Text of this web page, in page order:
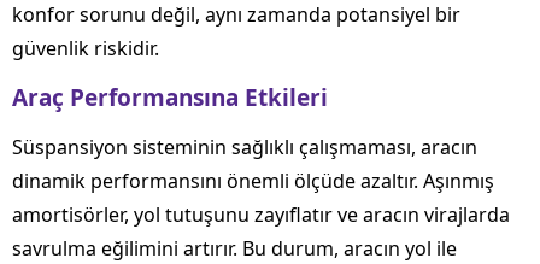
konfor sorunu değil, aynı zamanda potansiyel bir
güvenlik riskidir.
Araç Performansına Etkileri
Süspansiyon sisteminin sağlıklı çalışmaması, aracın
dinamik performansını önemli ölçüde azaltır. Aşınmış
amortisörler, yol tutuşunu zayıflatır ve aracın virajlarda
savrulma eğilimini artırır. Bu durum, aracın yol ile